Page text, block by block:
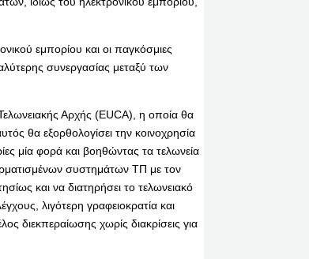
εμπορίου και οι παγκόσμιες
συνεργασίας μεταξύ των
Αρχής (EUCA), η οποία θα
θα εξορθολογίσει την κοινοχρησία
μία φορά και βοηθώντας τα τελωνεία
συστημάτων ΤΠ με τον
και να διατηρήσει το τελωνειακό
λιγότερη γραφειοκρατία και
διεκπεραίωσης χωρίς διακρίσεις για